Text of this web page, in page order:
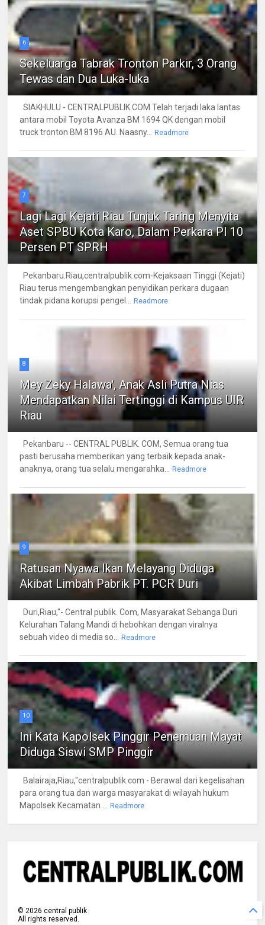
6
Sekeluarga Tabrak Tronton Parkir, 3 Orang
Tewas dan Dua Luka-luka
SIAKHULU - CENTRALPUBLIK.COM Telah terjadi laka lantas
antara mobil Toyota Avanza BM 1694 QK dengan mobil
truck tronton BM 8196 AU. Naasny...
Readmore
7
Lagi Lagi Kejati Riau Tunjuk Taring Menyita
Aset SPBU Kota Karo, Dalam Perkara PI 10
Persen PT SPRH
Pekanbaru.Riau,centralpublik.com-Kejaksaan Tinggi (Kejati)
Riau terus mengembangkan penyidikan perkara dugaan
tindak pidana korupsi pengel...
Readmore
8
Mey Zeky Halawa', Anak Asli Putra Nias
Mendapatkan Nilai Tertinggi di Kampus UIR
Riau
Pekanbaru -- CENTRAL PUBLIK. COM, Semua orang tua
pasti berusaha memberikan yang terbaik kepada anak-
anaknya, orang tua selalu mengarahka...
Readmore
9
Ratusan Nyawa Ikan Melayang Diduga
Akibat Limbah Pabrik PT. PCR Duri
Duri,Riau,"- Central publik. Com, Masyarakat Sebanga Duri
Kelurahan Talang Mandi di hebohkan dengan viralnya
sebuah video di media so...
Readmore
10
Ini Kata Kapolsek Pinggir Penemuan Mayat
Diduga Siswi SMP Pinggir
Balairaja,Riau,"centralpublik.com - Berawal dari kegelisahan
para orang tua dan warga masyarakat di wilayah hukum
Mapolsek Kecamatan ...
Readmore
©2026 central publik
All rights reserved.